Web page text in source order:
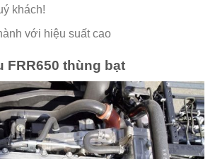
khách!
với hiệu suất cao
FRR650 thùng bạt